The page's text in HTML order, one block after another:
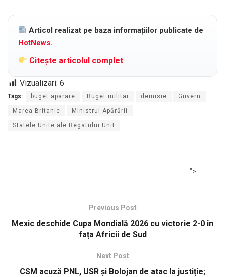
Articol realizat pe baza informațiilor publicate de
HotNews.
Citește articolul complet
Vizualizari: 6
Tags: buget aparare Buget militar demisie Guvern
Marea Britanie Ministrul Apărării
Statele Unite ale Regatului Unit
">
Previous Post
Mexic deschide Cupa Mondială 2026 cu victorie 2-0 în
fața Africii de Sud
Next Post
CSM acuză PNL, USR și Bolojan de atac la justiție;